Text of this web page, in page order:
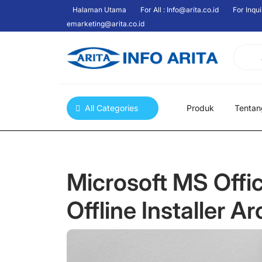
content
Halaman Utama For All : Info@arita.co.id
For
emarketing@arita.co.id
All Categories Produk
Microsoft MS
Offline Installer